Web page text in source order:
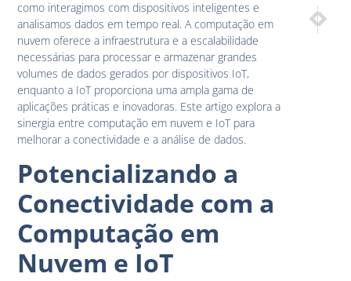
como interagimos com dispositivos inteligentes e
analisamos dados em tempo real. A computação em
nuvem oferece a infraestrutura e a escalabilidade
necessárias para processar e armazenar grandes
volumes de dados gerados por dispositivos IoT,
enquanto a IoT proporciona uma ampla gama de
aplicações práticas e inovadoras. Este artigo explora a
sinergia entre computação em nuvem e IoT para
melhorar a conectividade e a análise de dados.
Potencializando a
Conectividade com a
Computação em
Nuvem e IoT